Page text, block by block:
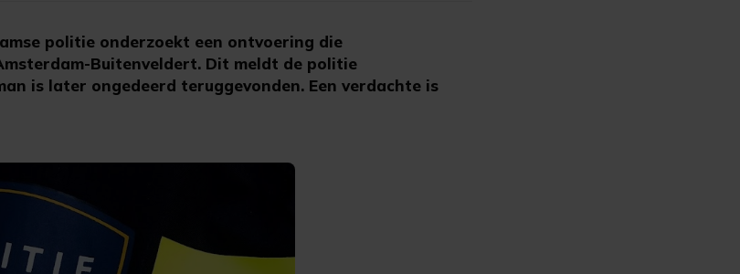
politie onderzoekt een ontvoering die
Buitenveldert. Dit meldt de politie
is later ongedeerd teruggevonden. Een verdachte is